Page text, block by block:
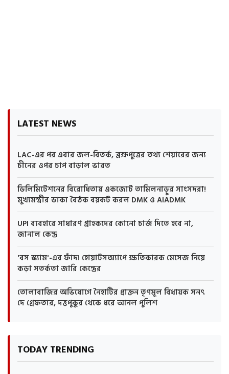
LATEST NEWS
LAC-এর পর এবার জল-বিতর্ক, ব্রহ্মপুত্রের তথ্য শেয়ারের জন্য
চীনের ওপর চাপ বাড়াল ভারত
ডিলিমিটেশনের বিরোধিতায় একজোট তামিলনাড়ুর সাংসদরা!
মুখ্যমন্ত্রীর ডাকা বৈঠক বয়কট করল DMK ও AIADMK
UPI ব্যবহারে সাধারণ গ্রাহকদের কোনো চার্জ দিতে হবে না,
জানাল কেন্দ্র
'বস স্ক্যাম'-এর ফাঁদ! হোয়াটসঅ্যাপে ক্ষতিকারক মেসেজ নিয়ে
কড়া সতর্কতা জারি কেন্দ্রের
তোলাবাজির অভিযোগে নৈহাটির প্রাক্তন তৃণমূল বিধায়ক সনৎ
দে গ্রেফতার, দত্তপুকুর থেকে ধরে আনল পুলিশ
TODAY TRENDING